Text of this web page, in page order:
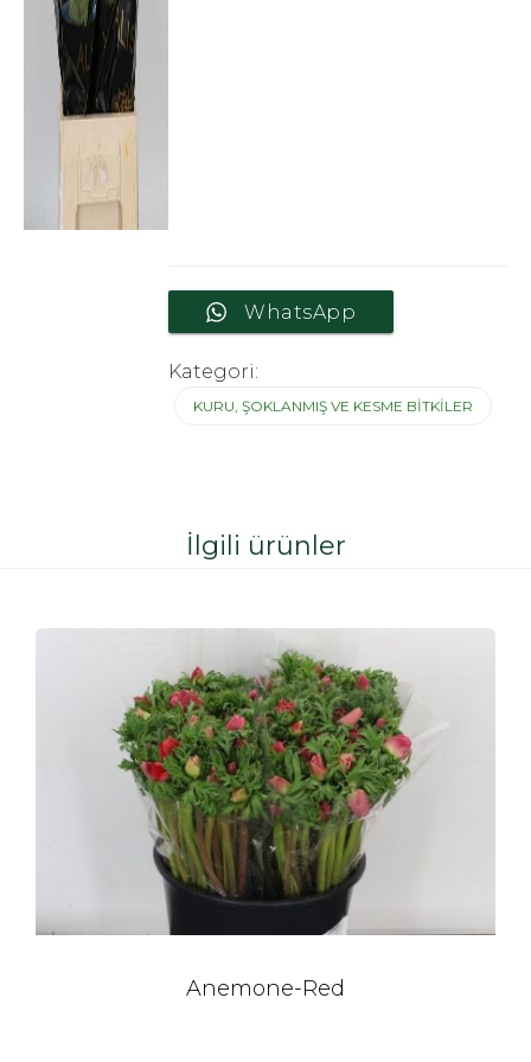
WhatsApp
Kategori:
KURU, ŞOKLANMIŞ VE KESME BITKILER
İlgili ürünler
Anemone-Red